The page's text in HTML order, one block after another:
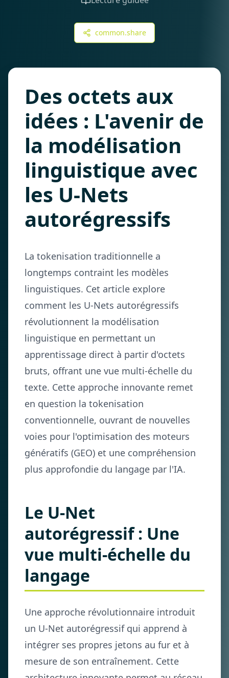
common.share
Des octets aux
idées : L'avenir de
la modélisation
linguistique avec
les U-Nets
autorégressifs
La tokenisation traditionnelle a
longtemps contraint les modèles
linguistiques. Cet article explore
comment les U-Nets autorégressifs
révolutionnent la modélisation
linguistique en permettant un
apprentissage direct à partir d'octets
bruts, offrant une vue multi-échelle du
texte. Cette approche innovante remet
en question la tokenisation
conventionnelle, ouvrant de nouvelles
voies pour l'optimisation des moteurs
génératifs (GEO) et une compréhension
plus approfondie du langage par l'IA.
Le U-Net
autorégressif : Une
vue multi-échelle du
langage
Une approche révolutionnaire introduit
un U-Net autorégressif qui apprend à
intégrer ses propres jetons au fur et à
mesure de son entraînement. Cette